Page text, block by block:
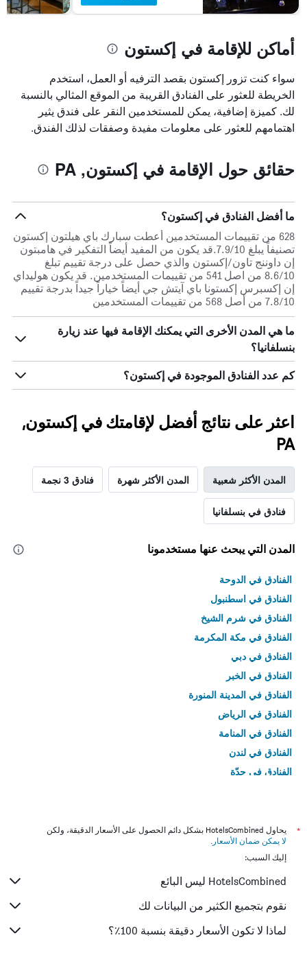
أماكن للإقامة في إكستون
سواء كنت تزور إكستون بقصد الترفيه أو العمل، استخدم
الخريطة للعثور على الفنادق القريبة من الموقع المثالي بالنسبة
لك. كميزة إضافية، يمكن للمستخدمين النقر على فندق يثير
اهتمامهم للعثور على معلومات مفيدة وصفقات لذلك الفندق.
حقائق حول الإقامة في إكستون, PA
ما أفضل الفنادق في إكستون؟
628 من تقييمات المستخدمين أعطت سبارك باي هيلتون إكستون
تصنيفاً يبلغ 7.9/10.قد يكون من المفيد أيضاً التفكير في هامبتون
إن داوننج تاون/إكستون والذي حصل على درجة تقييم تبلغ
8.6/10 من اصل 541 من تقييمات المستخدمين. قد يكون هوليداي
إن إكسبرس إكستونا باي آيتش جي أيضاً خياراً جيداً بدرجة تقييم
7.8/10 من أصل 568 من تقييمات المستخدمين
ما هي المدن الأخرى التي يمكنك الإقامة فيها عند زيارة
بنسلفانيا؟
كم عدد الفنادق الموجودة في إكستون؟
اعثر على نتائج أفضل لإقامتك في إكستون,
PA
المدن الأكثر شعبية المدن الأكثر شهرة فنادق 3 نجمة
فنادق في بنسلفانيا
المدن التي يبحث عنها مستخدمونا
الفنادق في الدوحة
الفنادق في اسطنبول
الفنادق في شرم الشيخ
الفنادق في مكة المكرمة
الفنادق في دبي
الفنادق في الخبر
الفنادق في المدينة المنورة
الفنادق في الرياض
الفنادق في المنامة
الفنادق في لندن
الفنادق في جدّة
*
يحاول HotelsCombined بشكل دائم الحصول على الأسعار الدقيقة، ولكن
لا يمكن ضمان الأسعار .
إليك السبب:
HotelsCombined ليس البائع
نقوم بتجميع الكثير من البيانات لك
لماذا لا تكون الأسعار دقيقة بنسبة 100٪؟